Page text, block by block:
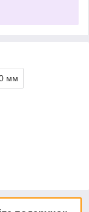
мм